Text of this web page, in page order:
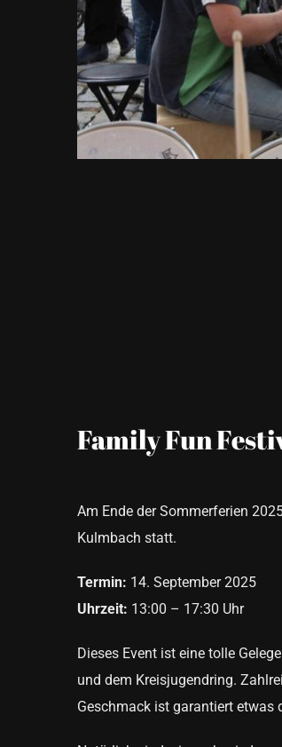
Family Fun
Am Ende der Sommerferien
Kulmbach statt.
Termin: 14. September 2025
Uhrzeit: 13:00 – 17:30 Uhr
Dieses Event ist eine tolle
und dem Kreisjugendring.
Geschmack ist garantiert etwas